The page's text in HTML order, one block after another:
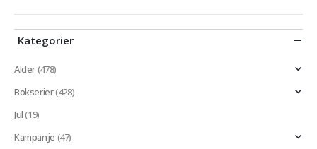
Kategorier
Alder(478)
Bokserier(428)
Jul(19)
Kampanje (47)